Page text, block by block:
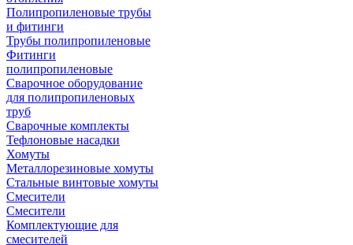
Полипропиленовые трубы
и фитинги
Трубы полипропиленовые
Фитинги
полипропиленовые
Сварочное оборудование
для полипропиленовых
труб
Сварочные комплекты
Тефлоновые насадки
Хомуты
Металлорезиновые хомуты
Стальные винтовые хомуты
Смесители
Смесители
Комплектующие для
смесителей